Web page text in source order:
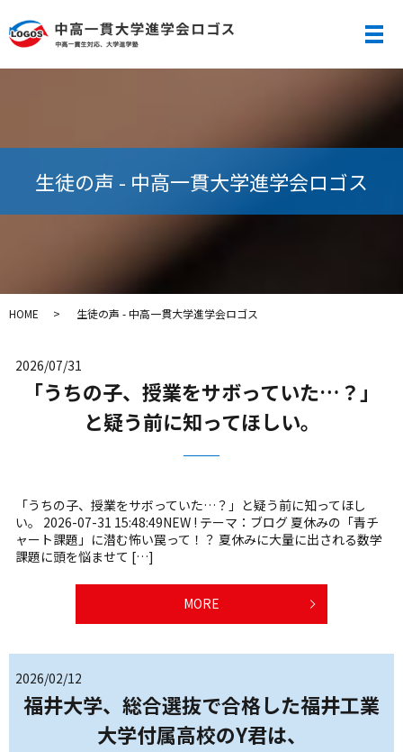
メ
生徒の声 - 中高一貫大学進学会ロゴス
HOME 生徒の声 - 中高一貫大学進学会ロゴス
2026/07/31
「うちの子、授業をサボっていた…？」
と疑う前に知ってほしい。
「うちの子、授業をサボっていた…？」と疑う前に知ってほし
い。 2026-07-31 15:48:49NEW ! テーマ：ブログ 夏休みの「青チ
ャート課題」に潜む怖い罠って！？ 夏休みに大量に出される数学
課題に頭を悩ませて […]
MORE
2026/02/12
福井大学、総合選抜で合格した福井工業
大学付属高校のY君は、